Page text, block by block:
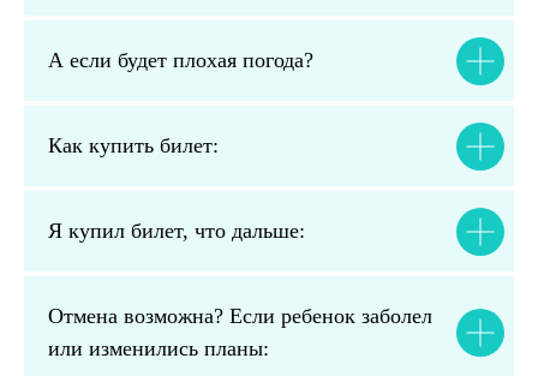
А если будет плохая погода?
Как купить билет:
Я купил билет, что дальше:
Отмена возможна? Если ребенок заболел
или изменились планы: